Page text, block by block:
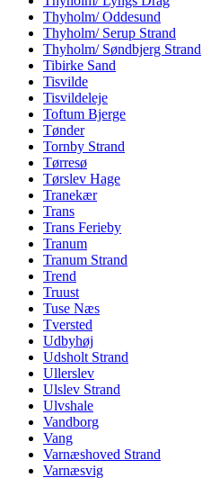
Thyholm/ Oddesund
Thyholm/ Serup Strand
Thyholm/ Søndbjerg Strand
Tibirke Sand
Tisvilde
Tisvildeleje
Toftum Bjerge
Tønder
Tornby Strand
Tørresø
Tørslev Hage
Tranekær
Trans
Trans Ferieby
Tranum
Tranum Strand
Trend
Truust
Tuse Næs
Tversted
Udbyhøj
Udsholt Strand
Ullerslev
Ulslev Strand
Ulvshale
Vandborg
Vang
Varnæshoved Strand
Varnæsvig